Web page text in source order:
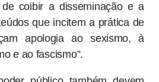
coibir a disseminação e a
que incitem a prática de
apologia ao sexismo, à
e ao fascismo”.